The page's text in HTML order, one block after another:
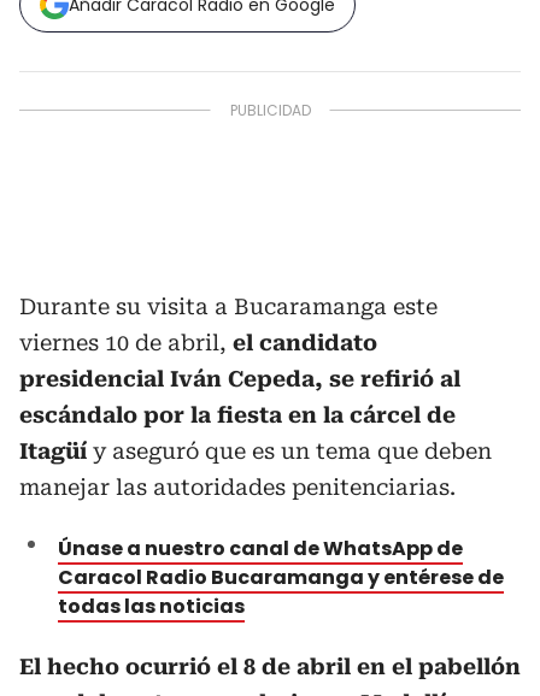
Añadir Caracol Radio en Google
Durante su visita a Bucaramanga este
viernes 10 de abril, el candidato
presidencial Iván Cepeda, se refirió al
escándalo por la fiesta en la cárcel de
Itagüí y aseguró que es un tema que deben
manejar las autoridades penitenciarias.
Únase a nuestro canal de WhatsApp de
Caracol Radio Bucaramanga y entérese de
todas las noticias
El hecho ocurrió el 8 de abril en el pabellón